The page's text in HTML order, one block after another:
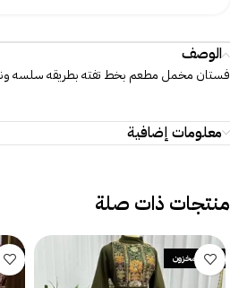
الوصف
فستان مخمل مطعم بخط تفته بطريقه سلسه
معلومات إضافية
منتجات ذات صلة
نفد المخزون نفد